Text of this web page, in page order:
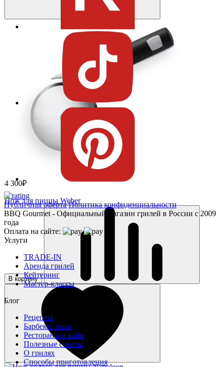
4 300₽
Нож для пиццы Weber
В корзину
Публичная оферта Политика конфиденциальности
BBQ Gourmet - Официальный магазин грилей в России с 2009
года
Оплата на сайте:
Услуги
TRADE-IN
Аренда грилей
Кейтеринг
Мастер-классы
Блог
Рецепты
Барбекю зоны
Рестораны и кафе
Полезные советы
О грилях
Способы приготовления